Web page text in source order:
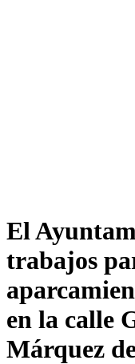
El
trabajos
en la calle
Márquez